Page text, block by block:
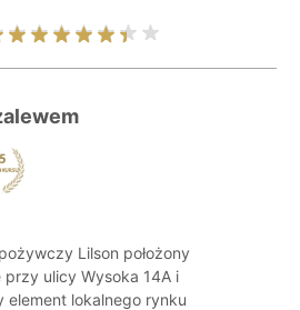
Lilson położony
przy ulicy Wysoka 14A i
element lokalnego rynku